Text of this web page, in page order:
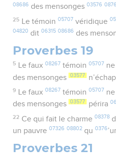
08686 des mensonges03576
25 Le témoin 05707 véridique
04820 dit06315 08686 des
Proverbes 19
5 Le faux 08267 témoin 05707
des mensonges 03577
9 Le faux 08267 témoin 05707
des mensonges 03577 périra06
22 Ce qui fait le charme 08378
un pauvre07326 08802 qu0376
Proverbes 21